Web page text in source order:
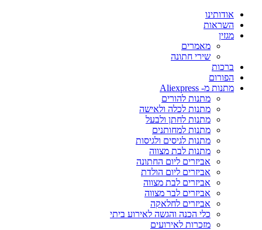
אודותינו
השראות
מגזין
מאמרים
שירי חתונה
ברכות
הפורום
מתנות מ- Aliexpress
מתנות להורים
מתנות לכלה ולאישה
מתנות לחתן ולבעל
מתנות למחותנים
מתנות לגיסים ולגיסות
מתנות לבת מצווה
אביזרים ליום החתונה
אביזרים ליום הולדת
אביזרים לבת מצווה
אביזרים לבר מצווה
אביזרים לחלאקה
כלי הכנה והגשה לאירוע ביתי
מזכרות לאירועים